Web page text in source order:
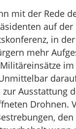
mit der Rede
auf
in
mehr
im
Ausstattung
Drohnen.
den